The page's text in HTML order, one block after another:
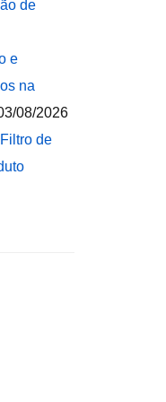
de
e
na
08/2026
de